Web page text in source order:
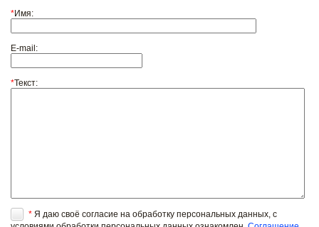
*Имя:
E-mail:
*Текст:
* Я даю своё согласие на обработку персональных данных, с